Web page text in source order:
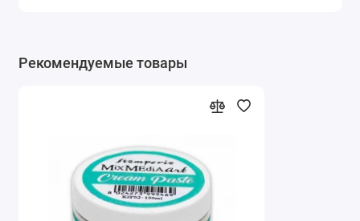
Рекомендуемые товары